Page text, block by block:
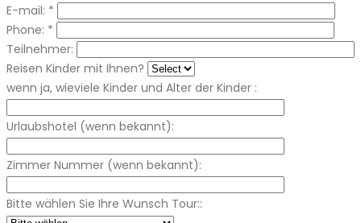
E-mail: *
Phone: *
Teilnehmer:
Reisen Kinder mit Ihnen?
wenn ja, wieviele Kinder und Alter der Kinder :
Urlaubshotel (wenn bekannt):
Zimmer Nummer (wenn bekannt):
Bitte wählen Sie Ihre Wunsch Tour::